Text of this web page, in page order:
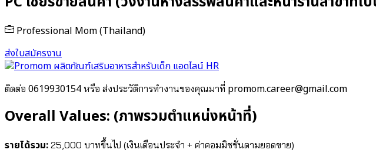
Professional Mom (Thailand)
ส่งใบสมัครงาน
แอดไลน์ HR
ติดต่อ 0619930154 หรือ ส่งประวัติการทำงานของคุณมาที่ promom.career@gmail.com
Overall Values: (ภาพรวมตำแหน่งหน้าที่)
รายได้รวม: 25,000 บาทขึ้นไป (เงินเดือนประจำ + ค่าคอมมิชชั่นตามยอดขาย)